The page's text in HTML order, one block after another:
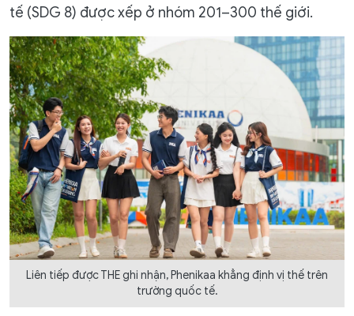
tế (SDG 8) được xếp ở nhóm 201–300 thế giới.
Liên tiếp được THE ghi nhận, Phenikaa khẳng định vị thế trên
trường quốc tế.